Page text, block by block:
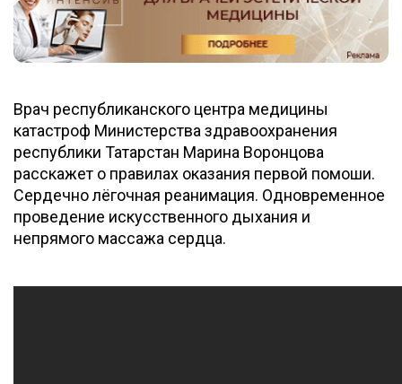
Врач республиканского центра медицины
катастроф Министерства здравоохранения
республики Татарстан Марина Воронцова
расскажет о правилах оказания первой помоши.
Сердечно лёгочная реанимация. Одновременное
проведение искусственного дыхания и
непрямого массажа сердца.